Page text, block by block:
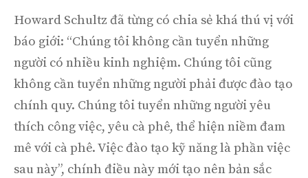
Howard Schultz đã từng có chia sẻ khá thú vị với
báo giới: “Chúng tôi không cần tuyển những
người có nhiều kinh nghiệm. Chúng tôi cũng
không cần tuyển những người phải được đào tạo
chính quy. Chúng tôi tuyển những người yêu
thích công việc, yêu cà phê, thể hiện niềm đam
mê với cà phê. Việc đào tạo kỹ năng là phần việc
sau này”, chính điều này mới tạo nên bản sắc